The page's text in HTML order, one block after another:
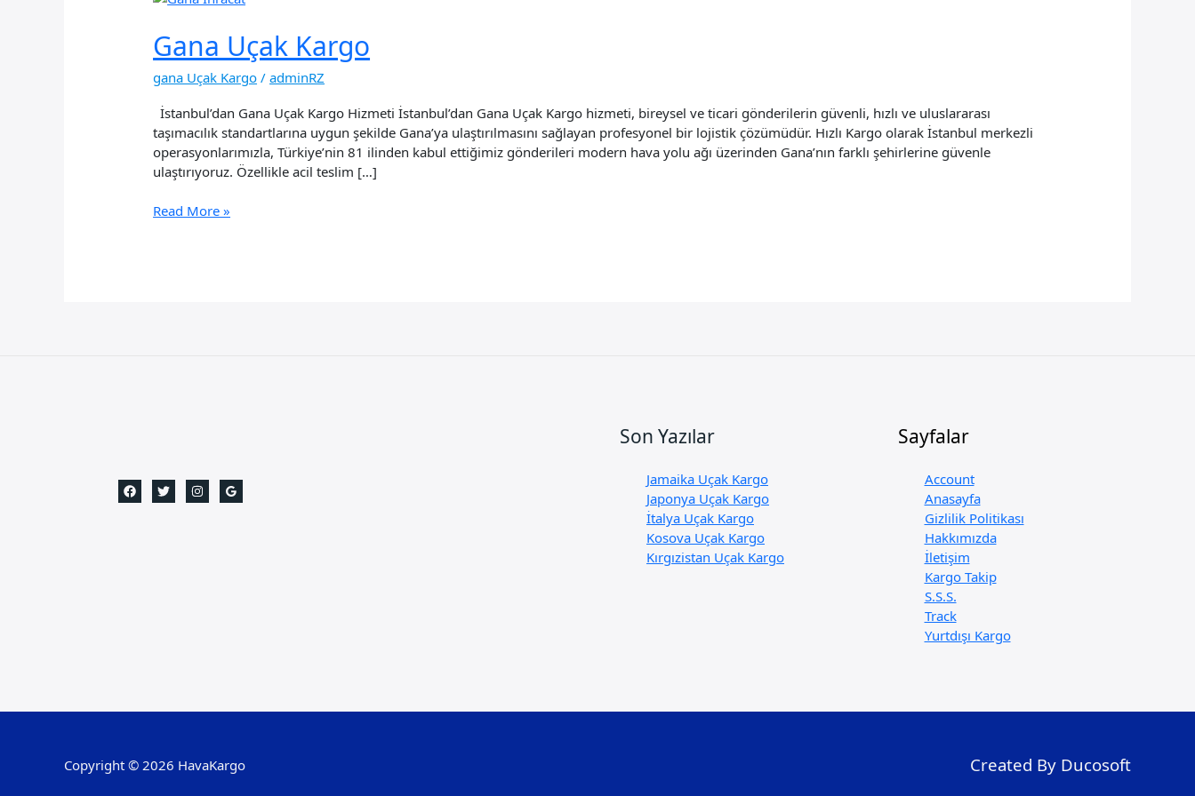
Gana Uçak Kargo
gana Uçak Kargo /adminRZ
İstanbul’dan Gana Uçak Kargo Hizmeti İstanbul’dan Gana Uçak Kargo hizmeti, bireysel ve ticari gönderilerin güvenli, hızlı ve uluslararası
taşımacılık standartlarına uygun şekilde Gana’ya ulaştırılmasını sağlayan profesyonel bir lojistik çözümüdür. Hızlı Kargo olarak İstanbul merkezli
operasyonlarımızla, Türkiye’nin 81 ilinden kabul ettiğimiz gönderileri modern hava yolu ağı üzerinden Gana’nın farklı şehirlerine güvenle
ulaştırıyoruz. Özellikle acil teslim […]
Gana
Read More »
Son Yazılar
Jamaika Uçak Kargo
Japonya Uçak Kargo
İtalya Uçak Kargo
Kosova Uçak Kargo
Kırgızistan Uçak Kargo
Sayfalar
Account
Anasayfa
Gizlilik Politikası
Hakkımızda
İletişim
Kargo Takip
S.S.S.
Track
Yurtdışı Kargo
Copyright © 2026 HavaKargo Created By Ducosoft